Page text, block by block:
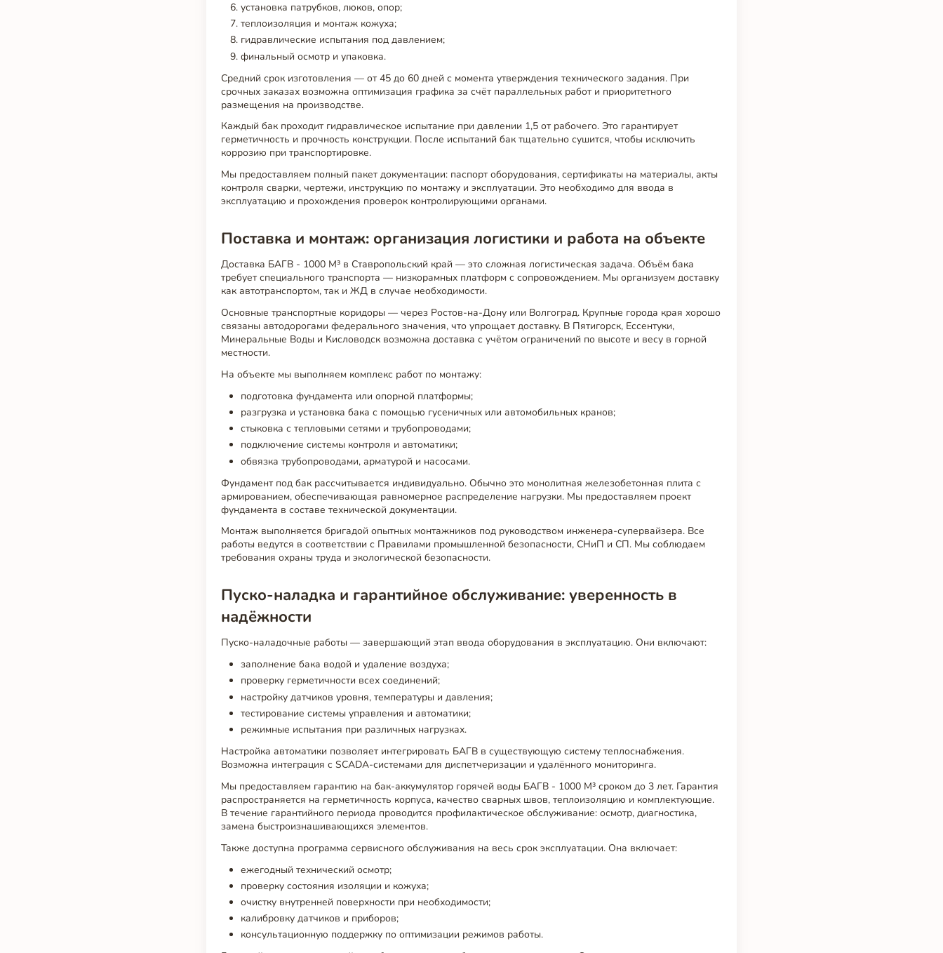
установка патрубков, люков, опор;
теплоизоляция и монтаж кожуха;
гидравлические испытания под давлением;
финальный осмотр и упаковка.
Средний срок изготовления — от 45 до 60 дней с момента утверждения технического задания. При
срочных заказах возможна оптимизация графика за счёт параллельных работ и приоритетного
размещения на производстве.
Каждый бак проходит гидравлическое испытание при давлении 1,5 от рабочего. Это гарантирует
герметичность и прочность конструкции. После испытаний бак тщательно сушится, чтобы исключить
коррозию при транспортировке.
Мы предоставляем полный пакет документации: паспорт оборудования, сертификаты на материалы, акты
контроля сварки, чертежи, инструкцию по монтажу и эксплуатации. Это необходимо для ввода в
эксплуатацию и прохождения проверок контролирующими органами.
Поставка и монтаж: организация логистики и работа на объекте
Доставка БАГВ - 1000 М³ в Ставропольский край — это сложная логистическая задача. Объём бака
требует специального транспорта — низкорамных платформ с сопровождением. Мы организуем доставку
как автотранспортом, так и ЖД в случае необходимости.
Основные транспортные коридоры — через Ростов-на-Дону или Волгоград. Крупные города края хорошо
связаны автодорогами федерального значения, что упрощает доставку. В Пятигорск, Ессентуки,
Минеральные Воды и Кисловодск возможна доставка с учётом ограничений по высоте и весу в горной
местности.
На объекте мы выполняем комплекс работ по монтажу:
подготовка фундамента или опорной платформы;
разгрузка и установка бака с помощью гусеничных или автомобильных кранов;
стыковка с тепловыми сетями и трубопроводами;
подключение системы контроля и автоматики;
обвязка трубопроводами, арматурой и насосами.
Фундамент под бак рассчитывается индивидуально. Обычно это монолитная железобетонная плита с
армированием, обеспечивающая равномерное распределение нагрузки. Мы предоставляем проект
фундамента в составе технической документации.
Монтаж выполняется бригадой опытных монтажников под руководством инженера-супервайзера. Все
работы ведутся в соответствии с Правилами промышленной безопасности, СНиП и СП. Мы соблюдаем
требования охраны труда и экологической безопасности.
Пуско-наладка и гарантийное обслуживание: уверенность в
надёжности
Пуско-наладочные работы — завершающий этап ввода оборудования в эксплуатацию. Они включают:
заполнение бака водой и удаление воздуха;
проверку герметичности всех соединений;
настройку датчиков уровня, температуры и давления;
тестирование системы управления и автоматики;
режимные испытания при различных нагрузках.
Настройка автоматики позволяет интегрировать БАГВ в существующую систему теплоснабжения.
Возможна интеграция с SCADA-системами для диспетчеризации и удалённого мониторинга.
Мы предоставляем гарантию на бак-аккумулятор горячей воды БАГВ - 1000 М³ сроком до 3 лет. Гарантия
распространяется на герметичность корпуса, качество сварных швов, теплоизоляцию и комплектующие.
В течение гарантийного периода проводится профилактическое обслуживание: осмотр, диагностика,
замена быстроизнашивающихся элементов.
Также доступна программа сервисного обслуживания на весь срок эксплуатации. Она включает:
ежегодный технический осмотр;
проверку состояния изоляции и кожуха;
очистку внутренней поверхности при необходимости;
калибровку датчиков и приборов;
консультационную поддержку по оптимизации режимов работы.